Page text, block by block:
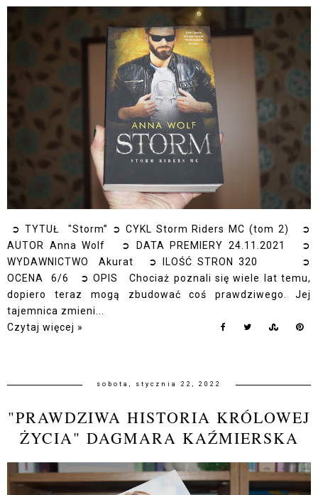
➲ TYTUŁ "Storm” ➲ CYKL Storm Riders MC (tom 2) ➲
AUTOR Anna Wolf ➲ DATA PREMIERY 24.11.2021 ➲
WYDAWNICTWO Akurat ➲ ILOŚĆ STRON 320 ➲
OCENA 6/6 ➲ OPIS Chociaż poznali się wiele lat temu,
dopiero teraz mogą zbudować coś prawdziwego. Jej
tajemnica zmieni...
Czytaj więcej »
sobota, stycznia 22, 2022
"PRAWDZIWA HISTORIA KRÓLOWEJ
ŻYCIA" DAGMARA KAŹMIERSKA